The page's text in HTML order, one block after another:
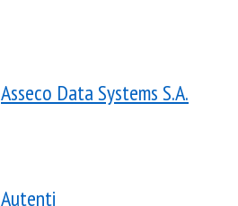
Asseco Data Systems S.A.
Autenti